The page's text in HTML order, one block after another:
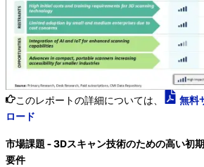
このレポートの詳細については、
無料
ロード
市場課題 - 3Dスキャン技術のための高い初
要件